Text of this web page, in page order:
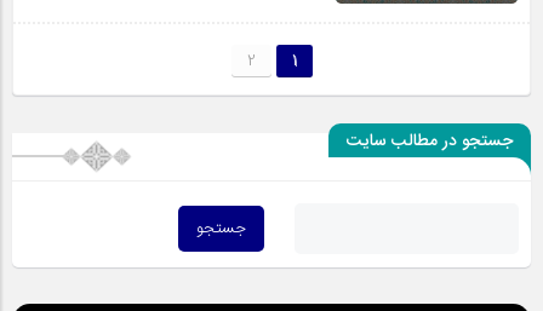
1
2
جستجو در مطالب سایت